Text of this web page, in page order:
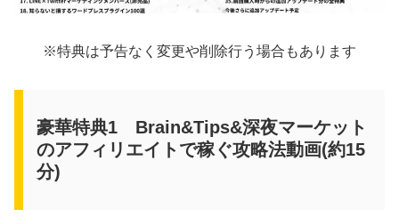
※特典は予告なく変更や削除行う場合もあります
豪華特典1 Brain&Tips&深夜マーケット
のアフィリエイトで稼ぐ攻略法動画(約15
分)